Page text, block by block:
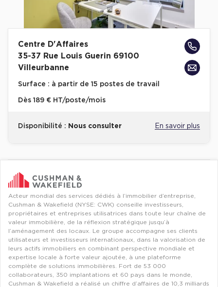
Centre D'Affaires
35-37 Rue Louis Guerin 69100
Villeurbanne
Surface : à partir de 15 postes de travail
Dès 189 € HT/poste/mois
Disponibilité : Nous consulter En savoir plus
Revenir à l'accueil -
Acteur mondial des services dédiés à l’immobilier d’entreprise,
Cushman & Wakefield (NYSE: CWK) conseille investisseurs,
propriétaires et entreprises utilisatrices dans toute leur chaîne de
valeur immobilière, de la réflexion stratégique jusqu’à
l’aménagement des locaux. Le groupe accompagne ses clients
utilisateurs et investisseurs internationaux, dans la valorisation de
leurs actifs immobiliers en combinant perspective mondiale et
expertise locale à forte valeur ajoutée, à une plateforme
complète de solutions immobilières. Fort de 53 000
collaborateurs, 350 implantations et 60 pays dans le monde,
Cushman & Wakefield a réalisé un chiffre d’affaires de 10,3 milliards